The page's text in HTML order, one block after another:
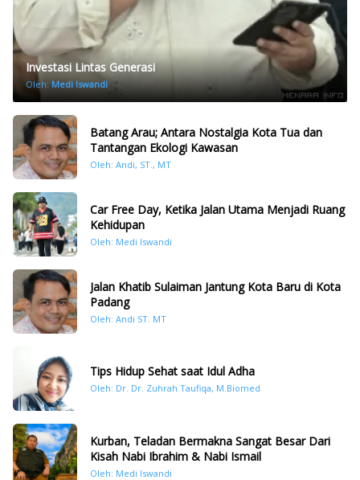
Investasi Lintas Generasi
Oleh: Medi Iswandi
Batang Arau; Antara Nostalgia Kota Tua dan
Tantangan Ekologi Kawasan
Oleh: Andi, ST., MT
Car Free Day, Ketika Jalan Utama Menjadi Ruang
Kehidupan
Oleh: Medi Iswandi
Jalan Khatib Sulaiman Jantung Kota Baru di Kota
Padang
Oleh: Andi ST. MT
Tips Hidup Sehat saat Idul Adha
Oleh: Dr. Dr. Zuhrah Taufiqa, M.Biomed
Kurban, Teladan Bermakna Sangat Besar Dari
Kisah Nabi Ibrahim & Nabi Ismail
Oleh: Medi Iswandi